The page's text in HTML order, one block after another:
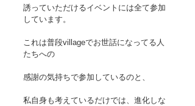
誘っていただけるイベントには全て参加
しています。
これは普段villageでお世話になってる人
たちへの
感謝の気持ちで参加しているのと、
私自身も考えているだけでは、進化しな